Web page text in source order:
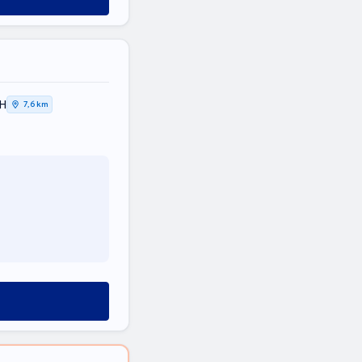
7,6 km